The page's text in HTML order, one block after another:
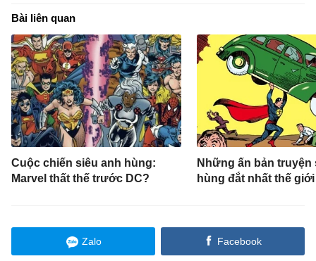
Bài liên quan
Cuộc chiến siêu anh hùng:
Marvel thất thế trước DC?
Những ấn bản truyện
hùng đắt nhất thế giới
Zalo Facebook